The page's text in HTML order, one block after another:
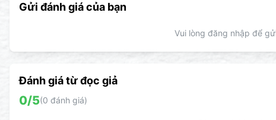
Gửi đánh giá của bạn
Vui lòng đăng nhập để
Đánh giá từ đọc giả
0/5(0 đánh giá)